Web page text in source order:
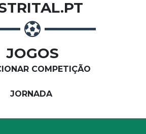
JOGOS
COMPETIÇÃO
JORNADA